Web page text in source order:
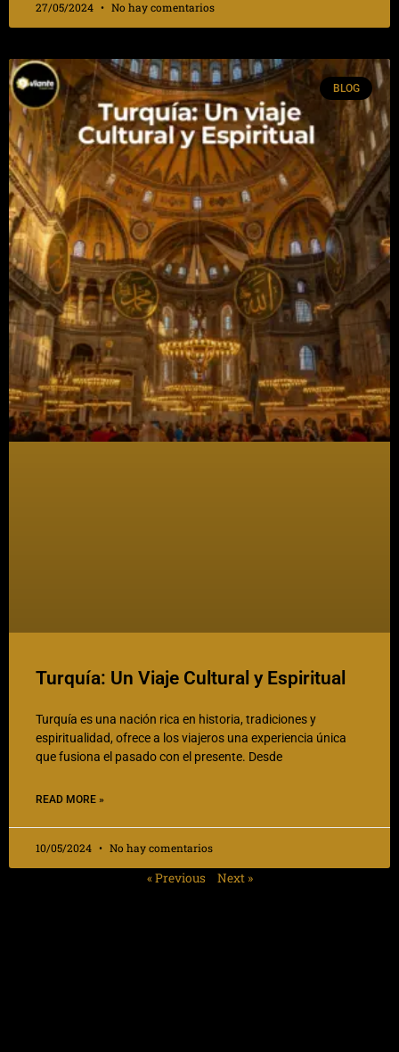
27/05/2024 No hay comentarios
BLOG
Turquía: Un Viaje Cultural y Espiritual
Turquía es una nación rica en historia, tradiciones y
espiritualidad, ofrece a los viajeros una experiencia única
que fusiona el pasado con el presente. Desde
READ MORE »
10/05/2024 No hay comentarios
« Previous Next »